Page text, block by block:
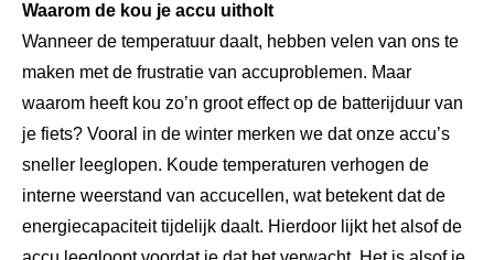
Waarom de kou je accu uitholt
Wanneer de temperatuur daalt, hebben velen van ons te
maken met de frustratie van accuproblemen. Maar
waarom heeft kou zo’n groot effect op de batterijduur van
je fiets? Vooral in de winter merken we dat onze accu’s
sneller leeglopen. Koude temperaturen verhogen de
interne weerstand van accucellen, wat betekent dat de
energiecapaciteit tijdelijk daalt. Hierdoor lijkt het alsof de